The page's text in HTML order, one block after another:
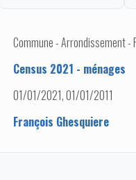
Commune - Arrondissement -
Census 2021 - ménages
01/01/2021, 01/01/2011
François Ghesquiere